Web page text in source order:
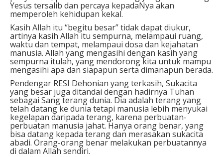
Yesus tersalib dan percaya kepadaNya akan
memperoleh kehidupan kekal.
Kasih Allah itu “begitu besar” tidak dapat diukur,
artinya kasih Allah itu sempurna, melampaui ruang,
waktu dan tempat, melampaui dosa dan kejahatan
manusia. Allah yang mengasihi dengan kasih yang
sempurna itulah, yang mendorong kita untuk mampu
mengasihi apa dan siapapun serta dimanapun berada.
Pendengar RESI Dehonian yang terkasih, Sukacita
yang besar juga ditandai dengan hadirnya Tuhan
sebagai Sang terang dunia. Dia adalah terang yang
telah datang ke dunia tetapi manusia lebih menyukai
kegelapan daripada terang, karena perbuatan-
perbuatan manusia jahat. Hanya orang benar, yang
bisa datang kepada terang dan merasakan sukacita
abadi. Orang-orang benar melakukan perbuatannya
di dalam Allah sendiri.